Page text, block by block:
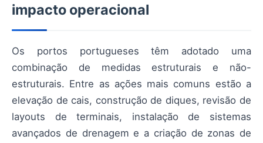
impacto operacional
Os portos portugueses têm adotado uma
combinação de medidas estruturais e não-
estruturais. Entre as ações mais comuns estão a
elevação de cais, construção de diques, revisão de
layouts de terminais, instalação de sistemas
avançados de drenagem e a criação de zonas de